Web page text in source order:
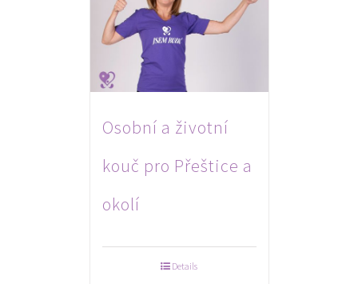
Osobní a životní
kouč pro Přeštice a
okolí
Details